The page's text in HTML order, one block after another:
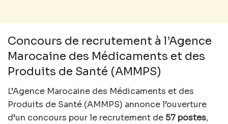
Concours de recrutement à l’Agence
Marocaine des Médicaments et des
Produits de Santé (AMMPS)
L’Agence Marocaine des Médicaments et des
Produits de Santé (AMMPS) annonce l’ouverture
d’un concours pour le recrutement de 57 postes,